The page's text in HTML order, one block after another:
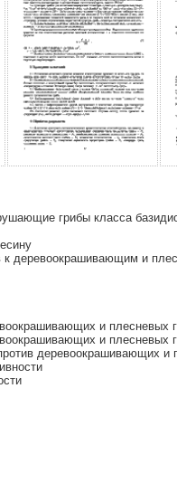
грибы класса
деревоокрашивающим и
и плесневых
и плесневых
деревоокрашивающих и